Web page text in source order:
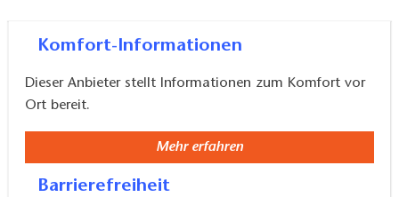
Komfort-Informationen
Dieser Anbieter stellt Informationen zum Komfort vor
Ort bereit.
Mehr erfahren
Barrierefreiheit